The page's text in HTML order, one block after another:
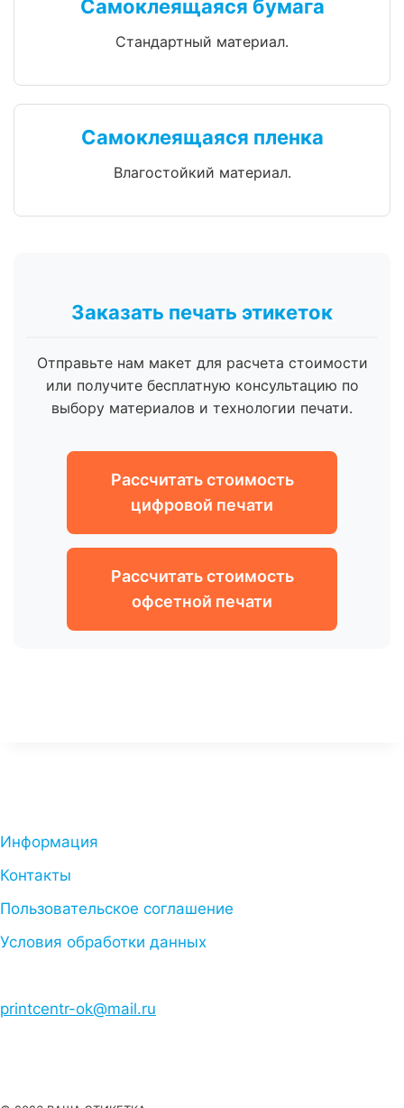
Самоклеящаяся бумага
Стандартный материал.
Самоклеящаяся пленка
Влагостойкий материал.
Заказать печать этикеток
Отправьте нам макет для расчета стоимости
или получите бесплатную консультацию по
выбору материалов и технологии печати.
Рассчитать стоимость
цифровой печати
Рассчитать стоимость
офсетной печати
Информация
Контакты
Пользовательское соглашение
Условия обработки данных
printcentr-ok@mail.ru